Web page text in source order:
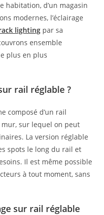
habitation, d’un magasin
modernes, l’éclairage
lighting par sa
ensemble
plus en plus
rail réglable ?
composé d’un rail
sur lequel on peut
La version réglable
spots le long du rail et
Il est même possible
à tout moment, sans
sur rail réglable